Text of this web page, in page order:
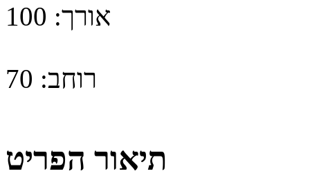
אורך: 100
רוחב: 70
תיאור הפריט